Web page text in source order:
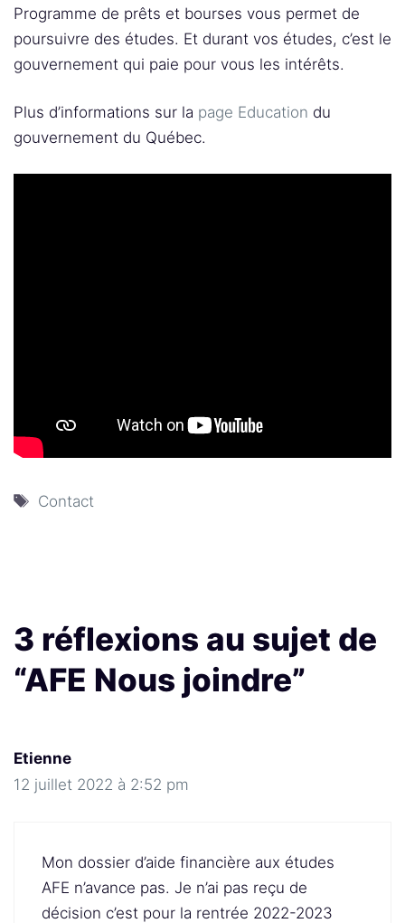
Programme de prêts et bourses vous permet de
poursuivre des études. Et durant vos études, c’est le
gouvernement qui paie pour vous les intérêts.
Plus d’informations sur la page Education du
gouvernement du Québec.
Étiquettes
Contact
3 réflexions au sujet de
“AFE Nous joindre”
Etienne
12 juillet 2022 à 2:52 pm
Mon dossier d’aide financière aux études
AFE n’avance pas. Je n’ai pas reçu de
décision c’est pour la rentrée 2022-2023